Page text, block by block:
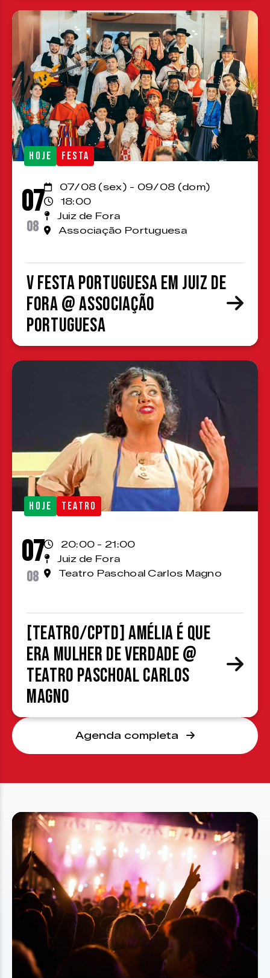
HOJE FESTA
07
08
07/08 (sex) - 09/08 (dom)
18:00
Juiz de Fora
Associação Portuguesa
V Festa Portuguesa em Juiz de
Fora @ Associação
Portuguesa
HOJE TEATRO
07
08
20:00 - 21:00
Juiz de Fora
Teatro Paschoal Carlos Magno
[TEATRO/CPTD] Amélia é que
era mulher de verdade @
Teatro Paschoal Carlos
Magno
Agenda completa